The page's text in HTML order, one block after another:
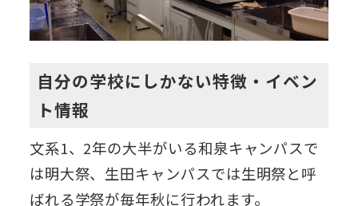
自分の学校にしかない特徴・イベン
ト情報
文系1、2年の大半がいる和泉キャンパスで
は明大祭、生田キャンパスでは生明祭と呼
ばれる学祭が毎年秋に行われます。